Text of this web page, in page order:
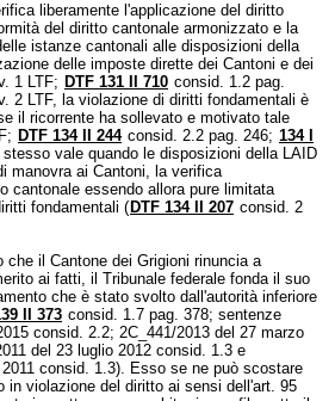
liberamente l'applicazione del diritto
del diritto cantonale armonizzato e la
istanze cantonali alle disposizioni della
delle imposte dirette dei Cantoni e dei
1 LTF; DTF 131 II 710 consid. 1.2 pag.
2 LTF, la violazione di diritti fondamentali è
il ricorrente ha sollevato e motivato tale
; DTF 134 II 244 consid. 2.2 pag. 246; 134 I
vale quando le disposizioni della LAID
manovra ai Cantoni, la verifica
cantonale essendo allora pure limitata
fondamentali ( DTF 134 II 207 consid. 2
che il Cantone dei Grigioni rinuncia a
ai fatti, il Tribunale federale fonda il suo
che è stato svolto dall'autorità inferiore
II 373 consid. 1.7 pag. 378; sentenze
consid. 2.2; 2C_441/2013 del 27 marzo
del 23 luglio 2012 consid. 1.3 e
consid. 1.3). Esso se ne può scostare
in violazione del diritto ai sensi dell'art. 95